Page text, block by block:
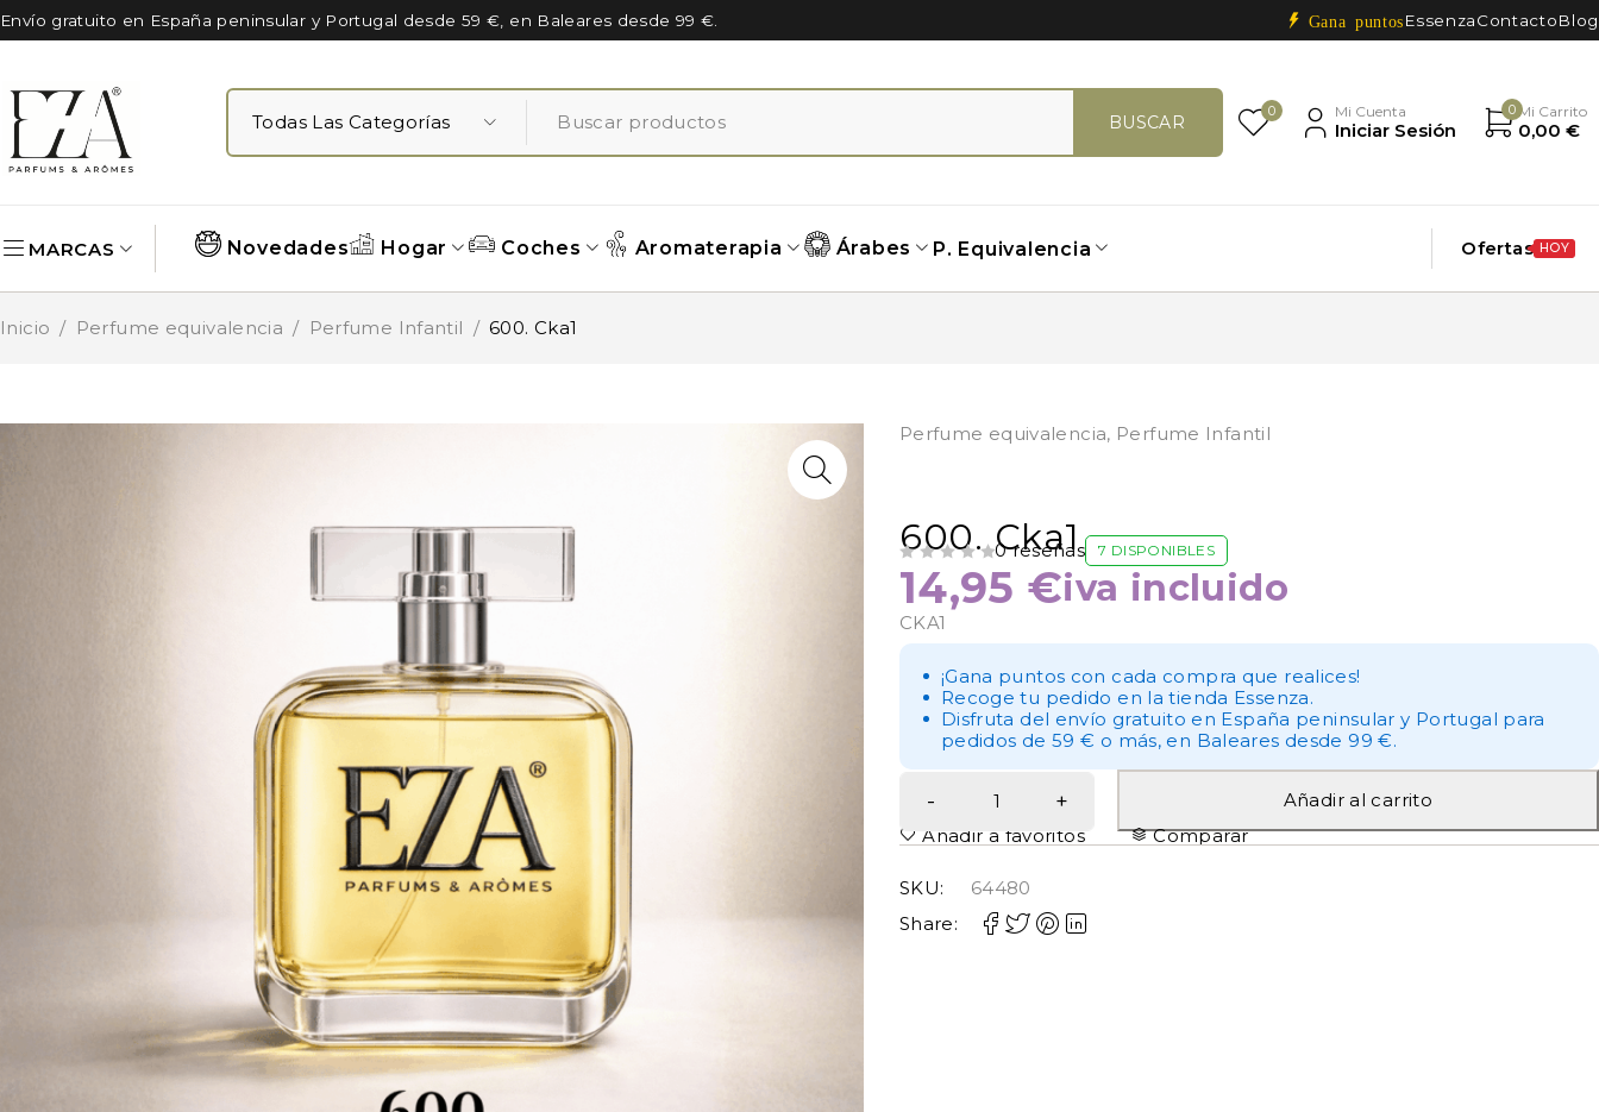
Envío gratuito en España peninsular y Portugal desde 59 €, en Baleares desde 99 €. Gana puntos EssenzaContactoBlog
0 Mi Cuenta
Iniciar Sesión
0 Mi Carrito
0,00 €
MARCAS Novedades Hogar Coches Aromaterapia Árabes P. Equivalencia Ofertas HOY
Inicio / Perfume equivalencia / Perfume Infantil / 600. Cka1
Perfume equivalencia, Perfume Infantil
600. Cka1
0 reseñas 7 DISPONIBLES
14,95 €iva incluido
CKA1
¡Gana puntos con cada compra que realices!
Recoge tu pedido en la tienda Essenza.
Disfruta del envío gratuito en España peninsular y Portugal para
pedidos de 59 € o más, en Baleares desde 99 €.
Añadir al carrito
Añadir a favoritos
Comparar
SKU:
64480
Share: